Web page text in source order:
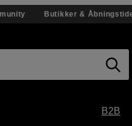
Butikker &
B2B